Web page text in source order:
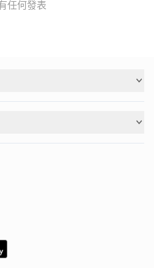
任何發表